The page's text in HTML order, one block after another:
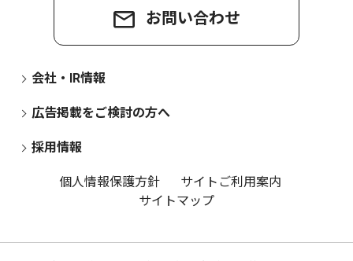
お問い合わせ
会社・IR情報
広告掲載をご検討の方へ
採用情報
個人情報保護方針
サイトご利用案内
サイトマップ